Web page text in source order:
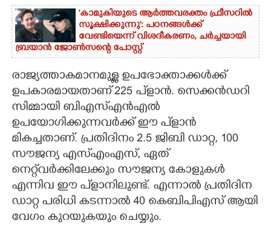
'കാമുകിയുടെ ആർത്തവരക്തം ഫ്രീസറിൽ
സൂക്ഷിക്കുന്നു': പഠനങ്ങൾക്ക്
വേണ്ടിയെന്ന് വിശദീകരണം,​ ചർച്ചയായി
ബ്രയാൻ ജോൺസന്റെ പോസ്റ്റ്
രാജ്യത്താകമാനമുള്ള ഉപഭോക്താക്കൾക്ക്
ഉപകാരമായതാണ് 225 പ്‌ളാൻ. സെക്കൻഡറി
സിമ്മായി ബിഎസ്‌എൻഎൽ
ഉപയോഗിക്കുന്നവർക്ക് ഈ പ്‌ളാൻ
മികച്ചതാണ്. പ്രതിദിനം 2.5 ജിബി ഡാറ്റ, 100
സൗജന്യ എസ്‌എംഎസ്, ഏത്
നെറ്റ്‌വർക്കിലേക്കും സൗജന്യ കോളുകൾ
എന്നിവ ഈ പ്‌ളാനിലുണ്ട്. എന്നാൽ പ്രതിദിന
ഡാറ്റ പരിധി കടന്നാൽ 40 കെബിപിഎസ് ആയി
വേഗം കുറയുകയും ചെയ്യും.